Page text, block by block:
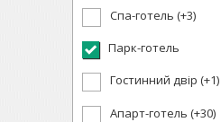
Спа-готель (+3)
Парк-готель
Гостинний двір (+1)
Апарт-готель (+30)